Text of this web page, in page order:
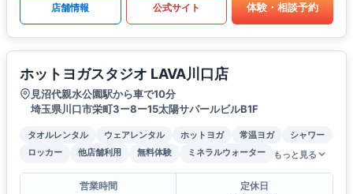
店舗情報 公式サイト 体験・相談予約
ホットヨガスタジオ LAVA川口店
見沼代親水公園駅から車で10分
埼玉県川口市栄町3ー8ー15太陽サパールビルB1F
タオルレンタル ウェアレンタル ホットヨガ 常温ヨガ
シャワー
ロッカー
他店舗利用 無料体験 ミネラルウォーター もっと見る
営業時間
定休日